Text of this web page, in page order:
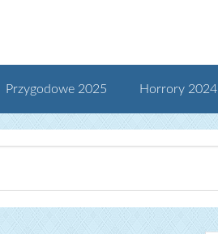
Przygodowe 2025 Horrory 2024